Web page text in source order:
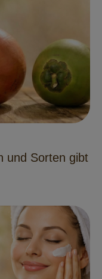
und Sorten gibt